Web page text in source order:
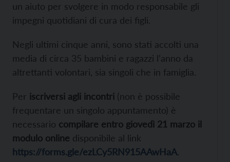
un aiuto per svolgere in modo responsabile gli
impegni quotidiani di cura dei figli.
Negli ultimi cinque anni, sono stati accolti una
media di circa 35 bambini e ragazzi l’anno da
altrettanti volontari, sia singoli che in famiglia.
Per iscriversi agli incontri (non è possibile
frequentare un singolo appuntamento) è
necessario compilare entro giovedì 21 marzo il
modulo online disponibile al link
https://forms.gle/ezLCy5RN915AAwHaA.